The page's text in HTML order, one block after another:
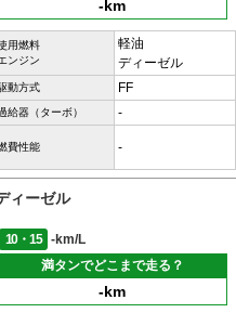
-km
用燃料
ンジン
軽油
ディーゼル
動方式 FF
給器（ターボ） -
費性能 -
ィーゼル
10・15
-km/L
満タンでどこまで走る？
-km